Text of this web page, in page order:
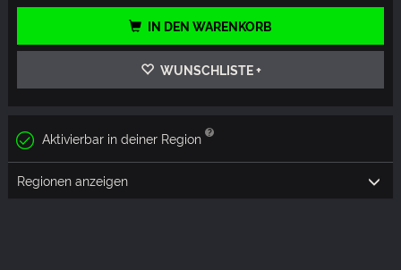
IN DEN WARENKORB
WUNSCHLISTE +
Aktivierbar in deiner Region
Regionen anzeigen